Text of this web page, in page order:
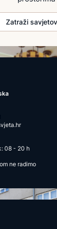
Zatraži
08 - 20 h
ne radimo